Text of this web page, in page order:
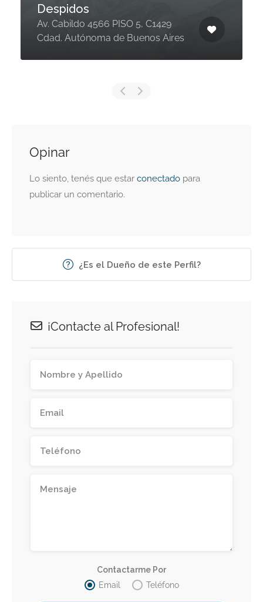
Despidos
Av. Cabildo 4566 PISO 5, C1429
Cdad. Autónoma de Buenos Aires
Opinar
Lo siento, tenés que estar conectado para
publicar un comentario.
¿Es el Dueño de este Perfil?
¡Contacte al Profesional!
Contactarme Por
Email
Teléfono